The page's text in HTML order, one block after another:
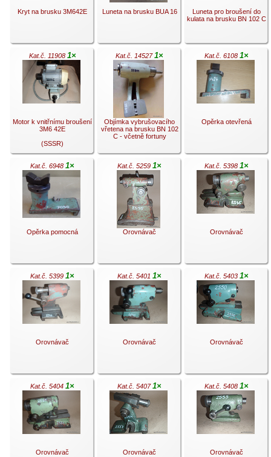
Kryt na brusku 3M642E
.
Luneta na brusku BUA 16
.
Luneta pro broušení do
kulata na brusku BN 102 C
Kat.č. 11908 1×
Motor k vnitřnímu broušení
3M6 42E
(SSSR)
Kat.č. 145271×
Objímka vybrušovacího
vřetena na brusku BN 102
C - včetně fortuny
.
Kat.č. 6108 1×
Opěrka otevřená
.
Kat.č. 6948 1×
Opěrka pomocná
Kat.č. 5259 1×
Orovnávač
Kat.č. 5398 1×
Orovnávač
Kat.č. 5399 1×
Orovnávač
.
Kat.č. 5401 1×
Orovnávač
.
Kat.č. 5403 1×
Orovnávač
.
Kat.č. 5404 1×
Orovnávač
Kat.č. 54071×
Orovnávač
Kat.č. 5408 1×
Orovnávač